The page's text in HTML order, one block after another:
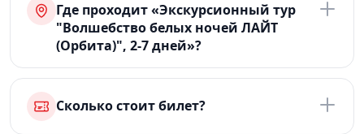
Где проходит «Экскурсионный тур
"Волшебство белых ночей ЛАЙТ
(Орбита)", 2-7 дней»?
Сколько стоит билет?